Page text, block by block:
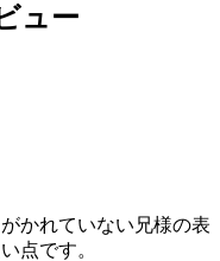
ュー
かれていない兄様の表
点です。